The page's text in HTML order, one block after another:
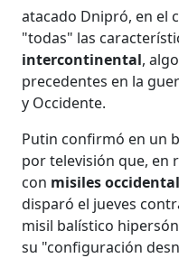
atacado Dnipró, en el
"todas" las
intercontinental,
precedentes en la
y Occidente.
Putin confirmó en un
por televisión que, en
con misiles
disparó el jueves
misil balístico
su "configuración